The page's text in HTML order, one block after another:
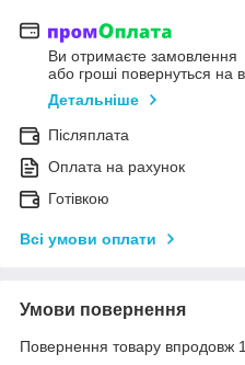
Ви отримаєте замовлення
або гроші повернуться на
Детальніше
Післяплата
Оплата на рахунок
Готівкою
Всі умови оплати
Умови повернення
Повернення товару впродовж